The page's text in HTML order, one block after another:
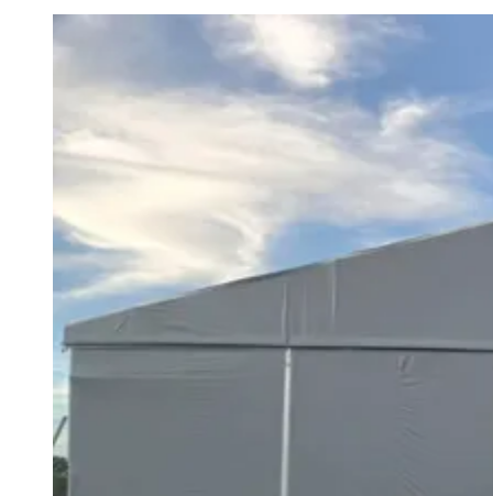
Jardim Paulista Jardim Reginalice
Jardim São Silvestre
Nova AldeinhaOsasco
Parque ImperialParque Santa LuziaParque Viana
Recanto PhrynéaSantana de
Vila Barros Vila Boa Vista
Vila Nossa Sra. da
Votupoca
Anuncie no Portal
Guia de Empresas
Divulgar Vagas
Publicidade Legal
Negócios Regionais
Turismo
Hospitais Estaduais
Parques & Represas
Cidades da Região
Santana de Parnaíba
do Bom Jesus